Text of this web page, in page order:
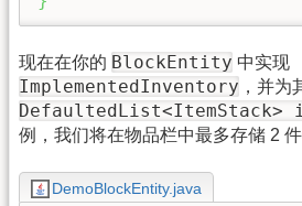
现在在你的 BlockEntity 中实现
ImplementedInventory ，并为
DefaultedList<ItemStack>
例，我们将在物品栏中最多存储 2 件
DemoBlockEntity.java